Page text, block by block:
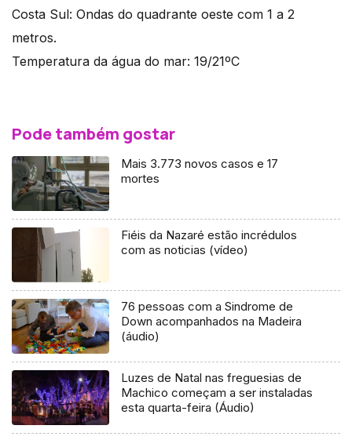
Costa Sul: Ondas do quadrante oeste com 1 a 2
metros.
Temperatura da água do mar: 19/21ºC
Pode também gostar
Mais 3.773 novos casos e 17
mortes
Fiéis da Nazaré estão incrédulos
com as noticias (vídeo)
76 pessoas com a Sindrome de
Down acompanhados na Madeira
(áudio)
Luzes de Natal nas freguesias de
Machico começam a ser instaladas
esta quarta-feira (Áudio)